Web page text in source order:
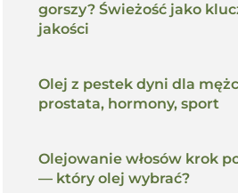
gorszy? Świeżość jako
jakości
Olej z pestek dyni dla
prostata, hormony, sport
Olejowanie włosów krok
— który olej wybrać?